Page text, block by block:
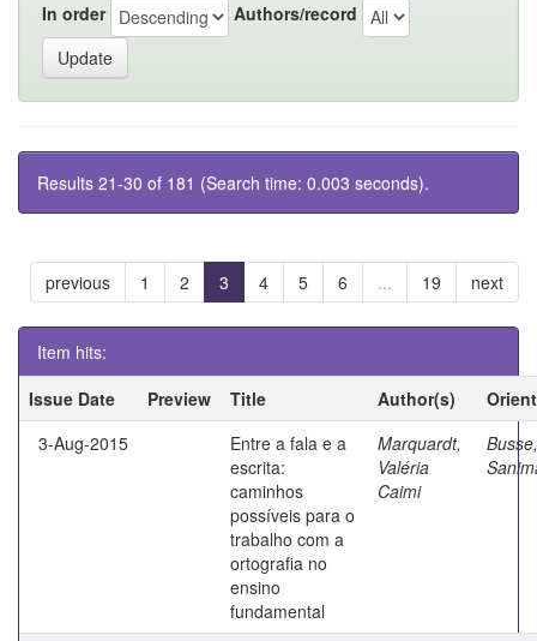
In order Authors/record
Results 21-30 of 181 (Search time: 0.003 seconds).
previous 1 2 3 4 5 6 ... 19 next
Item hits:
Issue Date
Preview Title Author(s)
3-Aug-2015
Entre a fala e a
escrita:
caminhos
possíveis para o
trabalho com a
ortografia no
ensino
fundamental
Marquardt,
Valéria
Caimi
Busse,